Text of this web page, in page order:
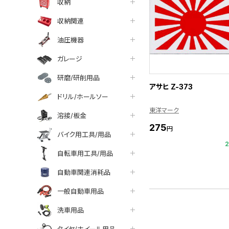
収納
収納関連
油圧機器
ガレージ
研磨/研削用品
ドリル/ホールソー
溶接/板金
バイク用工具/用品
自転車用工具/用品
自動車関連消耗品
一般自動車用品
洗車用品
アサヒ Z-373
東洋マーク
275円